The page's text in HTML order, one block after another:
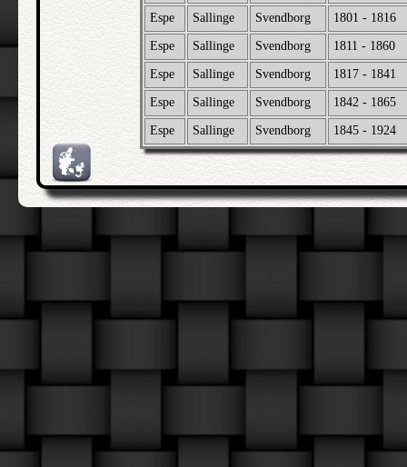
Espe Sallinge Svendborg 1801 - 1816
Espe Sallinge Svendborg 1811 - 1860
Espe Sallinge Svendborg 1817 - 1841
Espe Sallinge Svendborg 1842 - 1865
Espe Sallinge Svendborg 1845 - 1924